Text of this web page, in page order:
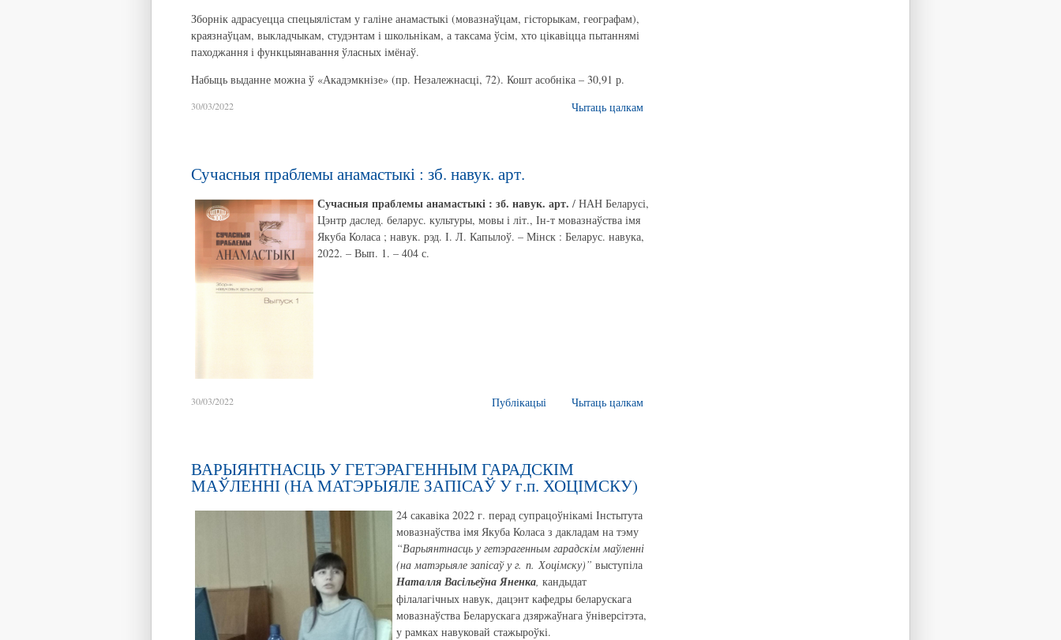
Зборнік адрасуецца спецыялістам у галіне анамастыкі (мовазнаўцам, гісторыкам, географам),
краязнаўцам, выкладчыкам, студэнтам і школьнікам, а таксама ўсім, хто цікавіцца пытаннямі
паходжання і функцыянавання ўласных імёнаў.
Набыць выданне можна ў «Акадэмкнізе» (пр. Незалежнасці, 72). Кошт асобніка – 30,91 р.
30/03/2022 Чытаць цалкам
Сучасныя праблемы анамастыкі : зб. навук. арт.
Сучасныя праблемы анамастыкі : зб. навук. арт. / НАН Беларусі,
Цэнтр даслед. беларус. культуры, мовы і літ., Ін-т мовазнаўства імя
Якуба Коласа ; навук. рэд. І. Л. Капылоў. – Мінск : Беларус. навука,
2022. – Вып. 1. – 404 с.
30/03/2022 Публікацыі Чытаць цалкам
ВАРЫЯНТНАСЦЬ У ГЕТЭРАГЕННЫМ ГАРАДСКІМ
МАЎЛЕННІ (НА МАТЭРЫЯЛЕ ЗАПІСАЎ У г.п. ХОЦІМСКУ)
24 сакавіка 2022 г. перад супрацоўнікамі Інстытута
мовазнаўства імя Якуба Коласа з дакладам на тэму
“Варыянтнасць у гетэрагенным гарадскім маўленні
(на матэрыяле запісаў у г. п. Хоцімску)” выступіла
Наталля Васільеўна Яненка кандыдат
філалагічных навук, дацэнт кафедры беларускага
мовазнаўства Беларускага дзяржаўнага ўніверсітэта,
у рамках навуковай стажыроўкі.